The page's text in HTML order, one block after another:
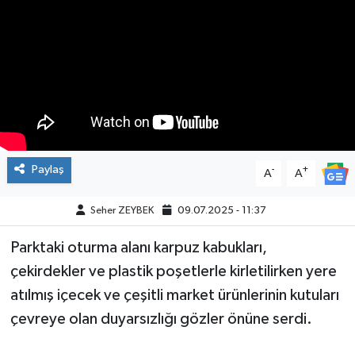
Paylaş A- A+
Seher ZEYBEK 09.07.2025 - 11:37
Parktaki oturma alanı karpuz kabukları,
çekirdekler ve plastik poşetlerle kirletilirken yere
atılmış içecek ve çeşitli market ürünlerinin kutuları
çevreye olan duyarsızlığı gözler önüne serdi.